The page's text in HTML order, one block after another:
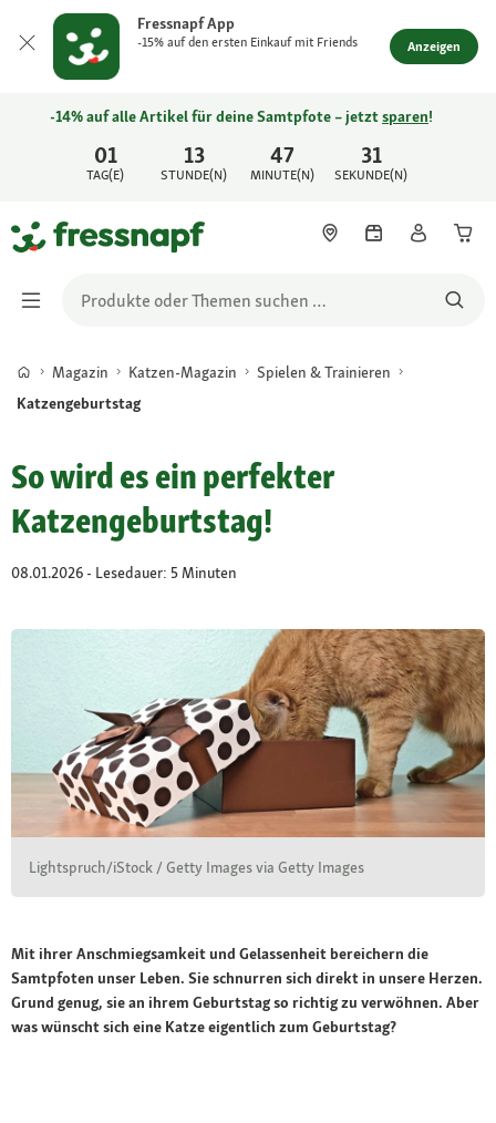
Fressnapf App
-15% auf den ersten Einkauf mit Friends Anzeigen
01
TAG(E)
13
STUNDE(N)
47
MINUTE(N)
31
SEKUNDE(N)
-14% auf alle Artikel für deine Samtpfote – jetztsparen!
Magazin Katzen-Magazin
Spielen & Trainieren
Katzengeburtstag
So wird es ein perfekter
Katzengeburtstag!
08.01.2026 - Lesedauer: 5 Minuten
Lightspruch/iStock / Getty Images via Getty Images
Mit ihrer Anschmiegsamkeit und Gelassenheit bereichern die
Samtpfoten unser Leben. Sie schnurren sich direkt in unsere Herzen.
Grund genug, sie an ihrem Geburtstag so richtig zu verwöhnen. Aber
was wünscht sich eine Katze eigentlich zum Geburtstag?